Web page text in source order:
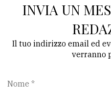
INVIA UN
Il tuo indirizzo email ed
verranno
Nome *